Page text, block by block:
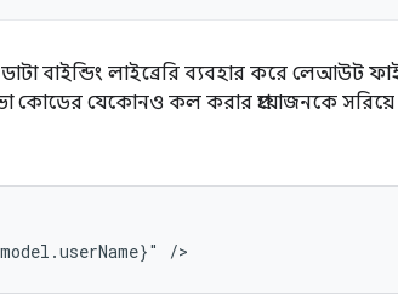
বাইন্ডিং লাইব্রেরি ব্যবহার করে লেআউট
কোডের যেকোনও কল করার প্রয়োজনকে সরিয়ে